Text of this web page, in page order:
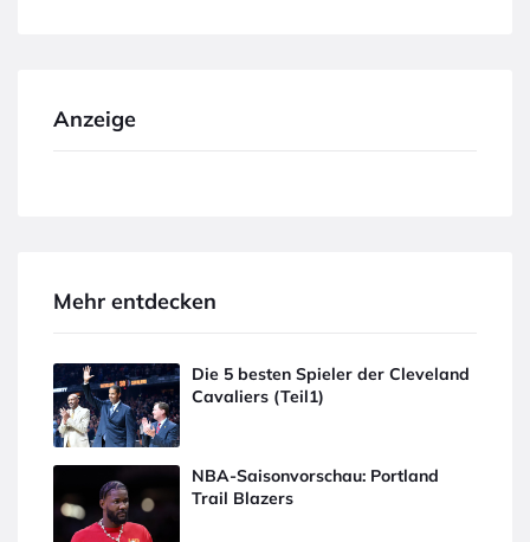
Anzeige
Mehr entdecken
Die 5 besten Spieler der Cleveland
Cavaliers (Teil1)
NBA-Saisonvorschau: Portland
Trail Blazers